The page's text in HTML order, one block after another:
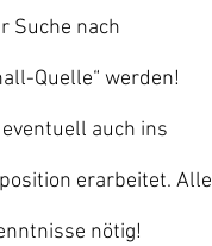
Suche nach
Quelle“ werden!
auch ins
erarbeitet. Alle
nötig!